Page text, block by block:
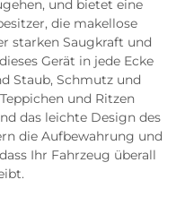
und bietet eine
die makellose
starken Saugkraft und
Gerät in jede Ecke
Staub, Schmutz und
und Ritzen
das leichte Design des
die Aufbewahrung und
Ihr Fahrzeug überall